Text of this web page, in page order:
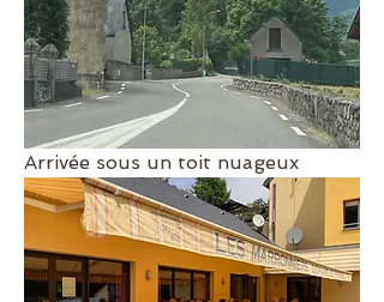
Arrivée sous un toit nuageux